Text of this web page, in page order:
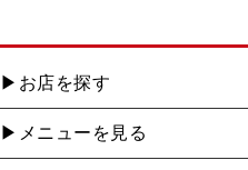
お店を探す
メニューを見る